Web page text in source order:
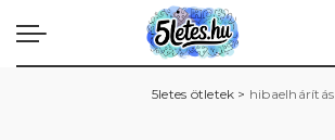
5letes ötletek > hibaelhárítás